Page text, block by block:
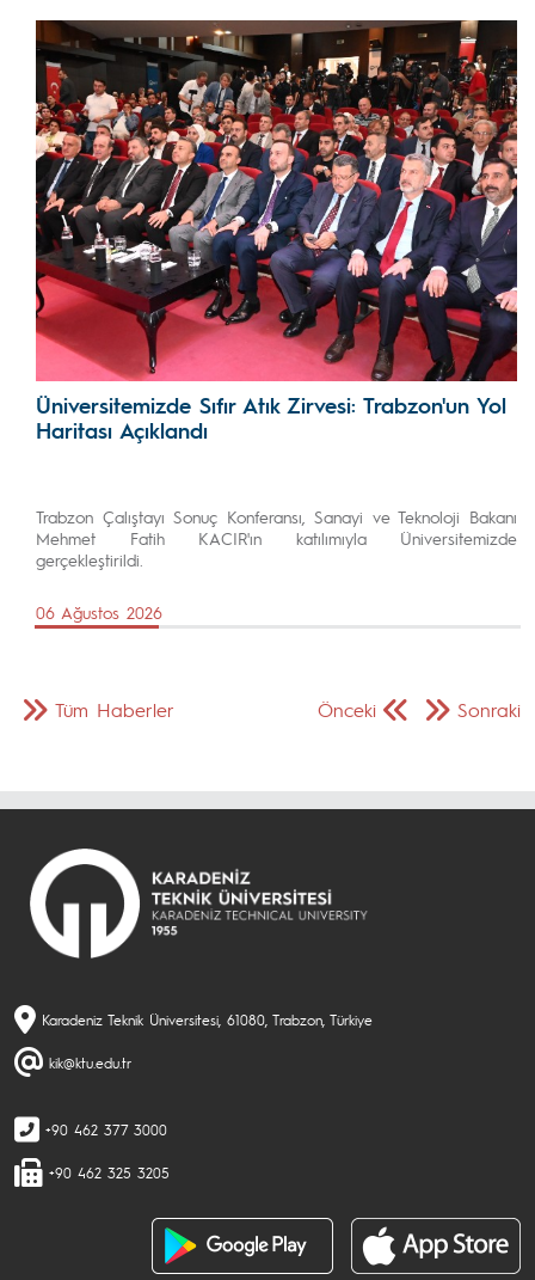
Üniversitemizde Sıfır Atık Zirvesi: Trabzon'un Yol
Haritası Açıklandı
Trabzon Çalıştayı Sonuç Konferansı, Sanayi ve Teknoloji Bakanı
Mehmet Fatih KACIR'ın katılımıyla Üniversitemizde
gerçekleştirildi.
06 Ağustos 2026
Önceki Sonraki
Tüm Haberler
Karadeniz Teknik Üniversitesi, 61080, Trabzon, Türkiye
kik@ktu.edu.tr
+90 462 377 3000
+90 462 325 3205